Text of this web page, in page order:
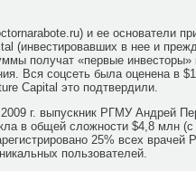
и ее основатели
(инвестировавших в нее и
получат «первые инвесторы»
Вся соцсеть была оценена в
Capital это подтвердили.
2009 г. выпускник РГМУ Андрей
в общей сложности $4,8 млн
25% всех врачей
пользователей.